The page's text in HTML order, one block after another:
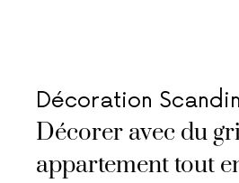
Décoration
Décorer avec du
appartement tout